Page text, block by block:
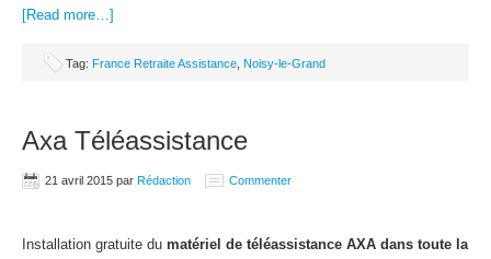
[Read more…]
Tag: France Retraite Assistance Noisy-le-Grand
Axa Téléassistance
21 avril 2015 par Rédaction Commenter
Installation gratuite du matériel de téléassistance AXA dans toute la